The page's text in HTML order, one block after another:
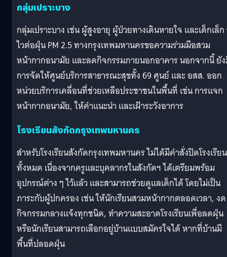
กลุ่มเปราะบาง
กลุ่มเปราะบาง เช่น ผู้สูงอายุ ผู้ป่วยทางเดินหายใจ และเด็กเล็
ไวต่อฝุ่น PM 2.5 ทางกรุงเทพมหานครขอความร่วมมือสวม
หน้ากากอนามัย และลดกิจกรรมภายนอกอาคาร นอกจากนี้ ยั
การจัดให้ศูนย์บริการสาธารณะสุขทั้ง 69 ศูนย์ และ อสส. ออก
หน่วยบริการเคลื่อนที่ช่วยเหลือประชาชนในพื้นที่ เช่น การแจก
หน้ากากอนามัย, ให้คำแนะนำ และเฝ้าระวังอาการ
โรงเรียนสังกัดกรุงเทพมหานคร
สำหรับโรงเรียนสังกัดกรุงเทพมหานคร ไม่ได้มีคำสั่งปิดโรงเรียน
ทั้งหมด เนื่องจากครูและบุคลากรในสังกัดฯ ได้เตรียมพร้อม
อุปกรณ์ต่าง ๆ ไว้แล้ว และสามารถช่วยดูแลเด็กได้ โดยไม่เป็น
ภาระกับผู้ปกครอง เช่น ให้นักเรียนสวมหน้ากากตลอดเวลา, งด
กิจกรรมกลางแจ้งทุกชนิด, ทำความสะอาดโรงเรียนเพื่อลดฝุ่น
หรือนักเรียนสามารถเลือกอยู่บ้านแบบสมัครใจได้ หากที่บ้านมี
พื้นที่ปลอดฝุ่น